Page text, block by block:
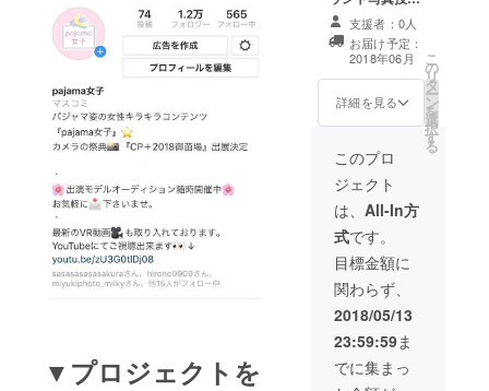
▼プロジェクトを
フリーカメ
ラマンとし
て飛び出し
ました。
から正直、
たくさん苦
労しまし
た。
30歳過ぎて
からのアシ
スタント活
動や、カメ
ラと関係な
DVDにしてプレ
ゼント（ゲスト
名入り）） ※運
営スタッフ1名以
上が付き添いを
いたします。 ③
影（ゲストの名
前入り） ※運営
スタッフが撮影
致します。 ④今
回だけのpajama
女子オリジナル
ポストカード3枚
セット 「撮影
会プロジェクト
成功記念ポスト
カード」と文字
記載あり
※運営スタッフ1
名以上が付き添
いをいたしま
2shotチェキ撮
影（ゲストの名
スタッフが撮影
致します。 ④今
回だけのpajama
女子オリジナル
ポストカード3枚
セット 「撮影
会プロジェクト
成功記念ポスト
カード」と文字
記載あり
時 支援者アカ
ウントタグ付け
&アカウント名
本文記載（表記
例：support by
個人名 or 法人
り＜各5分間＞）
モデル10人対カ
メラマン1（支援
者）の特別撮影
会 1回（撮影時
間：5時間） ※運
営スタッフ1名以
上が付き添いを
いたします。 ③
モデル10人（同
（3分以内動画）
（オリジナル記
念DVDにしてプ
支援者：0人
お届け予定：
2018年06月
詳細を見る
こ
の
リ
タ
ー
ン
を
選
択
す
る
このプロ
ジェクト
は、 All-In方
式です。
目標金額に
関わらず、
2018/05/13
23:59:59ま
でに集まっ